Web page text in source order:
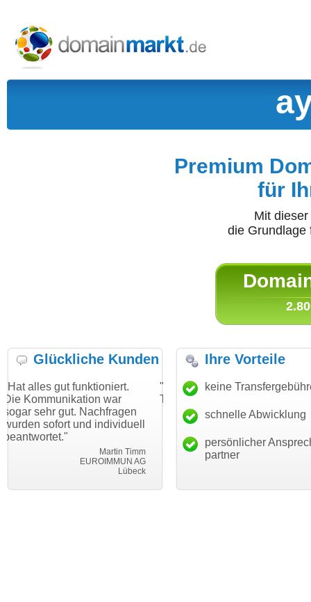
Premium
für
Mit
die
Glückliche Kunden
war
Nachfragen
und individuell
"Danke für den schnellen
Transfer und guten Service!"
Thomas Schäfer
i can eckert communication GmbH
"Ich bin
haben. Die
mein
Ihre Vorteile
keine
schnelle Abwicklung
persönlicher
partner